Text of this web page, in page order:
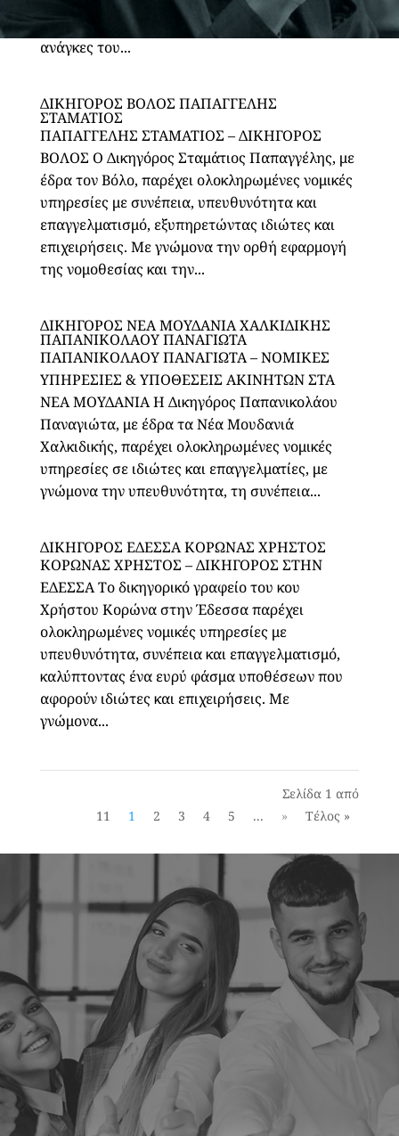
με επαγγελματισμό, εχεμύθεια και σεβασμό στις
ανάγκες του...
ΔΙΚΗΓΟΡΟΣ ΒΟΛΟΣ ΠΑΠΑΓΓΕΛΗΣ
ΣΤΑΜΑΤΙΟΣ
ΠΑΠΑΓΓΕΛΗΣ ΣΤΑΜΑΤΙΟΣ – ΔΙΚΗΓΟΡΟΣ
ΒΟΛΟΣ Ο Δικηγόρος Σταμάτιος Παπαγγέλης, με
έδρα τον Βόλο, παρέχει ολοκληρωμένες νομικές
υπηρεσίες με συνέπεια, υπευθυνότητα και
επαγγελματισμό, εξυπηρετώντας ιδιώτες και
επιχειρήσεις. Με γνώμονα την ορθή εφαρμογή
της νομοθεσίας και την...
ΔΙΚΗΓΟΡΟΣ ΝΕΑ ΜΟΥΔΑΝΙΑ ΧΑΛΚΙΔΙΚΗΣ
ΠΑΠΑΝΙΚΟΛΑΟΥ ΠΑΝΑΓΙΩΤΑ
ΠΑΠΑΝΙΚΟΛΑΟΥ ΠΑΝΑΓΙΩΤΑ – ΝΟΜΙΚΕΣ
ΥΠΗΡΕΣΙΕΣ & ΥΠΟΘΕΣΕΙΣ ΑΚΙΝΗΤΩΝ ΣΤΑ
ΝΕΑ ΜΟΥΔΑΝΙΑ Η Δικηγόρος Παπανικολάου
Παναγιώτα, με έδρα τα Νέα Μουδανιά
Χαλκιδικής, παρέχει ολοκληρωμένες νομικές
υπηρεσίες σε ιδιώτες και επαγγελματίες, με
γνώμονα την υπευθυνότητα, τη συνέπεια...
ΔΙΚΗΓΟΡΟΣ ΕΔΕΣΣΑ ΚΟΡΩΝΑΣ ΧΡΗΣΤΟΣ
ΚΟΡΩΝΑΣ ΧΡΗΣΤΟΣ – ΔΙΚΗΓΟΡΟΣ ΣΤΗΝ
ΕΔΕΣΣΑ Το δικηγορικό γραφείο του κου
Χρήστου Κορώνα στην Έδεσσα παρέχει
ολοκληρωμένες νομικές υπηρεσίες με
υπευθυνότητα, συνέπεια και επαγγελματισμό,
καλύπτοντας ένα ευρύ φάσμα υποθέσεων που
αφορούν ιδιώτες και επιχειρήσεις. Με
γνώμονα...
Σελίδα 1 από
11
1 2 3 4 5 ... » Τέλος »